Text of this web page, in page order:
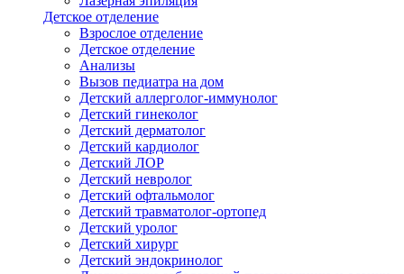
Детское отделение
Взрослое отделение
Детское отделение
Анализы
Вызов педиатра на дом
Детский аллерголог-иммунолог
Детский гинеколог
Детский дерматолог
Детский кардиолог
Детский ЛОР
Детский невролог
Детский офтальмолог
Детский травматолог-ортопед
Детский уролог
Детский хирург
Детский эндокринолог